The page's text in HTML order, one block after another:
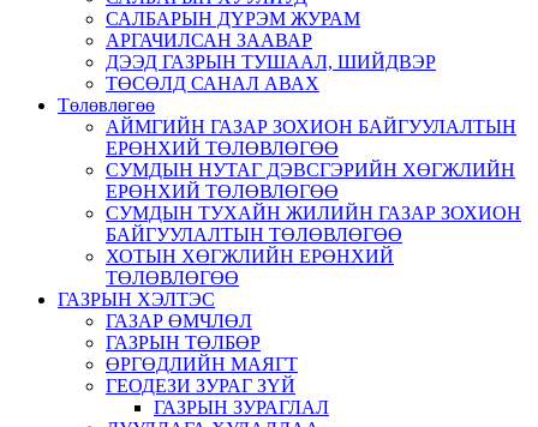
САЛБАРЫН ДҮРЭМ ЖУРАМ
АРГАЧИЛСАН ЗААВАР
ДЭЭД ГАЗРЫН ТУШААЛ, ШИЙДВЭР
ТӨСӨЛД САНАЛ АВАХ
Төлөвлөгөө
АЙМГИЙН ГАЗАР ЗОХИОН БАЙГУУЛАЛТЫН
ЕРӨНХИЙ ТӨЛӨВЛӨГӨӨ
СУМДЫН НУТАГ ДЭВСГЭРИЙН ХӨГЖЛИЙН
ЕРӨНХИЙ ТӨЛӨВЛӨГӨӨ
СУМДЫН ТУХАЙН ЖИЛИЙН ГАЗАР ЗОХИОН
БАЙГУУЛАЛТЫН ТӨЛӨВЛӨГӨӨ
ХОТЫН ХӨГЖЛИЙН ЕРӨНХИЙ
ТӨЛӨВЛӨГӨӨ
ГАЗРЫН ХЭЛТЭС
ГАЗАР ӨМЧЛӨЛ
ГАЗРЫН ТӨЛБӨР
ӨРГӨДЛИЙН МАЯГТ
ГЕОДЕЗИ ЗУРАГ ЗҮЙ
ГАЗРЫН ЗУРАГЛАЛ